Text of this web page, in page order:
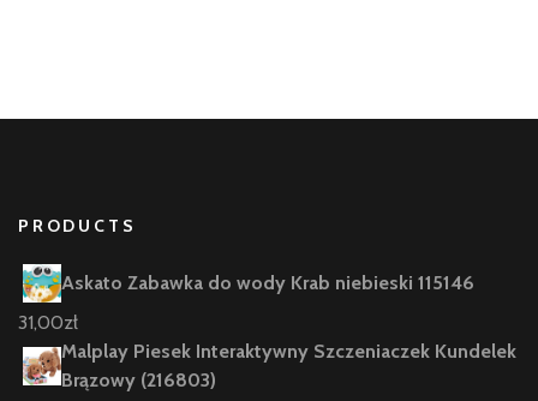
PRODUCTS
Askato Zabawka do wody Krab niebieski 115146
31,00zł
Malplay Piesek Interaktywny Szczeniaczek Kundelek
Brązowy (216803)